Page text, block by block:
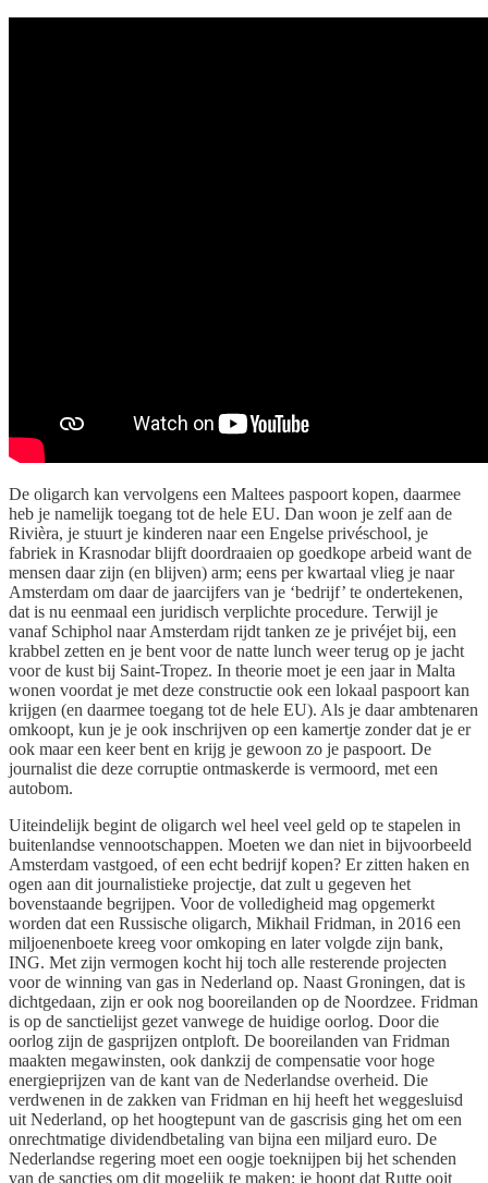
De oligarch kan vervolgens een Maltees paspoort kopen, daarmee
heb je namelijk toegang tot de hele EU. Dan woon je zelf aan de
Rivièra, je stuurt je kinderen naar een Engelse privéschool, je
fabriek in Krasnodar blijft doordraaien op goedkope arbeid want de
mensen daar zijn (en blijven) arm; eens per kwartaal vlieg je naar
Amsterdam om daar de jaarcijfers van je ‘bedrijf’ te ondertekenen,
dat is nu eenmaal een juridisch verplichte procedure. Terwijl je
vanaf Schiphol naar Amsterdam rijdt tanken ze je privéjet bij, een
krabbel zetten en je bent voor de natte lunch weer terug op je jacht
voor de kust bij Saint-Tropez. In theorie moet je een jaar in Malta
wonen voordat je met deze constructie ook een lokaal paspoort kan
krijgen (en daarmee toegang tot de hele EU). Als je daar ambtenaren
omkoopt, kun je je ook inschrijven op een kamertje zonder dat je er
ook maar een keer bent en krijg je gewoon zo je paspoort. De
journalist die deze corruptie ontmaskerde is vermoord, met een
autobom.
Uiteindelijk begint de oligarch wel heel veel geld op te stapelen in
buitenlandse vennootschappen. Moeten we dan niet in bijvoorbeeld
Amsterdam vastgoed, of een echt bedrijf kopen? Er zitten haken en
ogen aan dit journalistieke projectje, dat zult u gegeven het
bovenstaande begrijpen. Voor de volledigheid mag opgemerkt
worden dat een Russische oligarch, Mikhail Fridman, in 2016 een
miljoenenboete kreeg voor omkoping en later volgde zijn bank,
ING. Met zijn vermogen kocht hij toch alle resterende projecten
voor de winning van gas in Nederland op. Naast Groningen, dat is
dichtgedaan, zijn er ook nog booreilanden op de Noordzee. Fridman
is op de sanctielijst gezet vanwege de huidige oorlog. Door die
oorlog zijn de gasprijzen ontploft. De booreilanden van Fridman
maakten megawinsten, ook dankzij de compensatie voor hoge
energieprijzen van de kant van de Nederlandse overheid. Die
verdwenen in de zakken van Fridman en hij heeft het weggesluisd
uit Nederland, op het hoogtepunt van de gascrisis ging het om een
onrechtmatige dividendbetaling van bijna een miljard euro. De
Nederlandse regering moet een oogje toeknijpen bij het schenden
van de sancties om dit mogelijk te maken: je hoopt dat Rutte ooit